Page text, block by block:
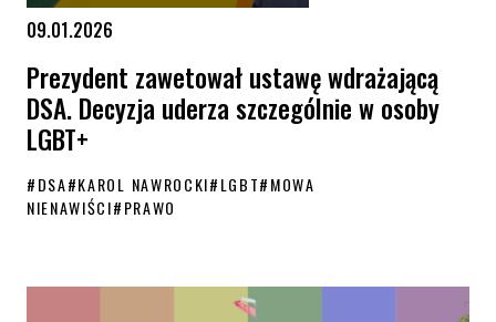
09.01.2026
Prezydent zawetował ustawę wdrażającą
DSA. Decyzja uderza szczególnie w osoby
LGBT+
#DSA#KAROL NAWROCKI#LGBT#MOWA
NIENAWIŚCI#PRAWO